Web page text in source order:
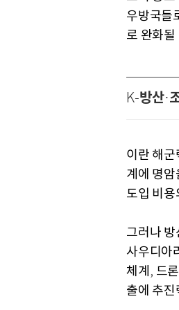
우방국들
로 완화
K-방산·
이란 해군
계에 명암
도입 비
그러나
사우디아
체계 , 드
출에 추진